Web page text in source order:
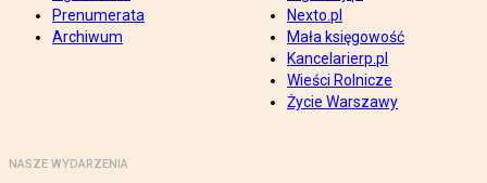
Prenumerata
Archiwum
Nexto.pl
Mała księgowość
Kancelarierp.pl
Wieści Rolnicze
Życie Warszawy
NASZE WYDARZENIA